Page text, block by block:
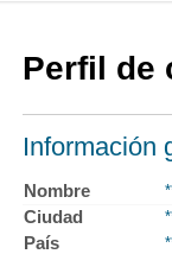
Registrarse
Iniciar sesión
Contáctenos
Perfil de
Información
Nombre
Ciudad
País